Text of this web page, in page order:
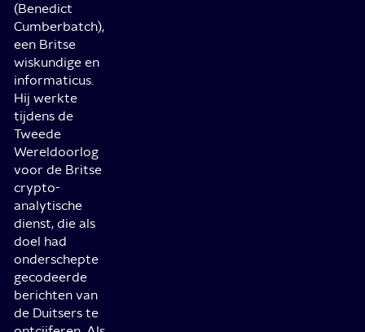
(Benedict
Cumberbatch),
een Britse
wiskundige en
informaticus.
Hij werkte
tijdens de
Tweede
Wereldoorlog
voor de Britse
crypto-
analytische
dienst, die als
doel had
onderschepte
gecodeerde
berichten van
de Duitsers te